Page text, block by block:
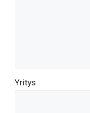
Yritys